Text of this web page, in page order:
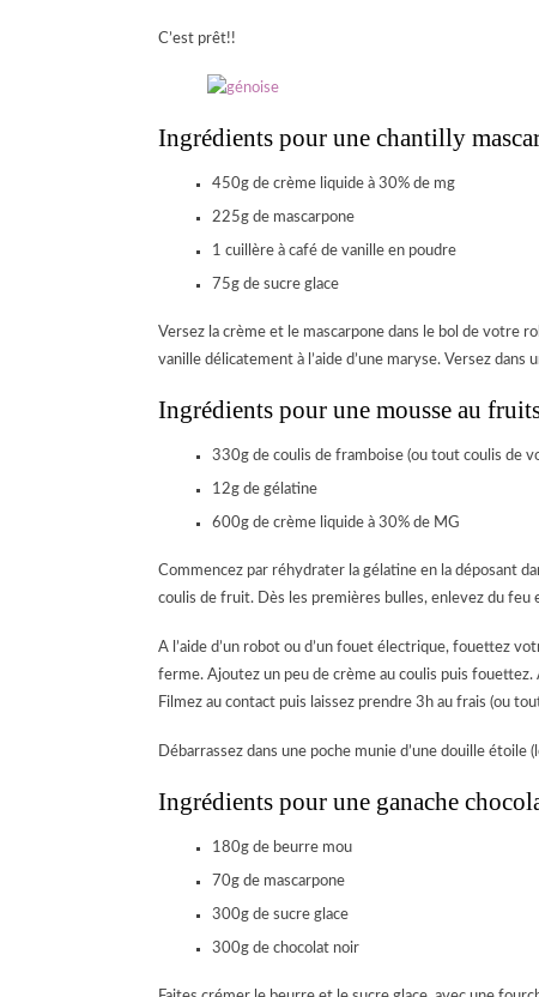
C’est prêt!!
Ingrédients pour une chantilly
450g de crème liquide à 30% de mg
225g de mascarpone
1 cuillère à café de vanille en poudre
75g de sucre glace
Versez la crème et le mascarpone dans le bol de votre
vanille délicatement à l’aide d’une maryse. Versez dans
Ingrédients pour une mousse au
330g de coulis de framboise (ou tout coulis de
12g de gélatine
600g de crème liquide à 30% de MG
Commencez par réhydrater la gélatine en la déposant
coulis de fruit. Dès les premières bulles, enlevez du feu
A l’aide d’un robot ou d’un fouet électrique, fouettez
ferme. Ajoutez un peu de crème au coulis puis
Filmez au contact puis laissez prendre 3h au frais (ou
Débarrassez dans une poche munie d’une douille
Ingrédients pour une ganache
180g de beurre mou
70g de mascarpone
300g de sucre glace
300g de chocolat noir